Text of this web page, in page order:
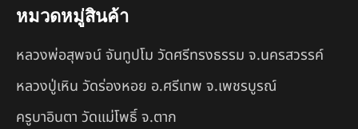
หมวดหมู่สินค้า
หลวงพ่อสุพจน์ จันทูปโม วัดศรีทรงธรรม จ.นครสวรรค์
หลวงปู่เหิน วัดร่องหอย อ.ศรีเทพ จ.เพชรบูรณ์
ครูบาอินตา วัดแม่โพธิ์ จ.ตาก